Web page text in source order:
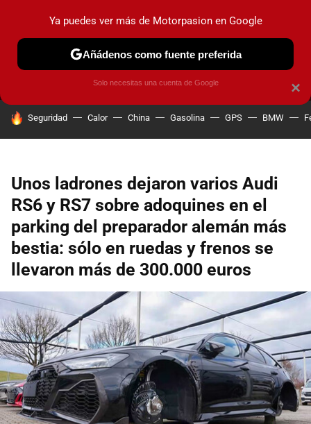
MENÚ NUEVO
COCHES ELÉCTRICOS OBSERVATORIO
HOY SE HABLA DE
Seguridad Calor China Gasolina GPS BMW
Unos ladrones dejaron varios Audi
RS6 y RS7 sobre adoquines en el
parking del preparador alemán más
bestia: sólo en ruedas y frenos se
llevaron más de 300.000 euros
×
Ya puedes ver más de Motorpasion en Google
Añádenos como fuente preferida
Solo necesitas una cuenta de Google